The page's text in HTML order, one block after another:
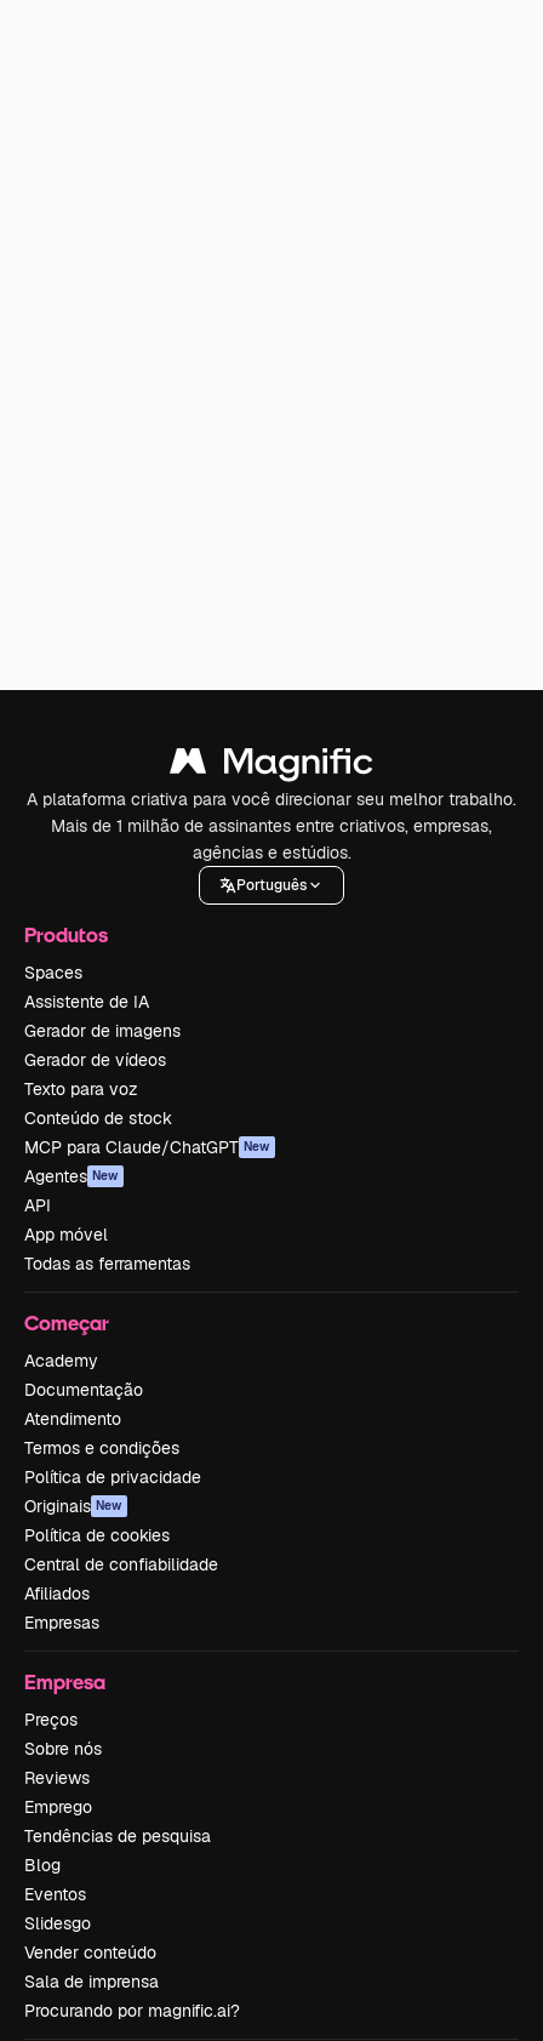
A plataforma criativa para você direcionar seu melhor trabalho.
Mais de 1 milhão de assinantes entre criativos, empresas,
agências e estúdios.
Português
Produtos
Spaces
Assistente de IA
Gerador de imagens
Gerador de vídeos
Texto para voz
Conteúdo de stock
MCP para Claude/ChatGPT New
Agentes New
API
App móvel
Todas as ferramentas
Começar
Academy
Documentação
Atendimento
Termos e condições
Política de privacidade
Originais New
Política de cookies
Central de confiabilidade
Afiliados
Empresas
Empresa
Preços
Sobre nós
Reviews
Emprego
Tendências de pesquisa
Blog
Eventos
Slidesgo
Vender conteúdo
Sala de imprensa
Procurando por magnific.ai?